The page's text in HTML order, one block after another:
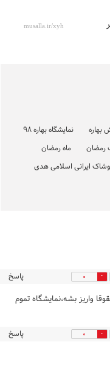
بهاره
نمایشگاه بهاره 98
رمضان
ماه رمضان
ایرانی اسلامی هدی
0 پاسخ
واریز بشه،نمایشگاه تموم
0 پاسخ